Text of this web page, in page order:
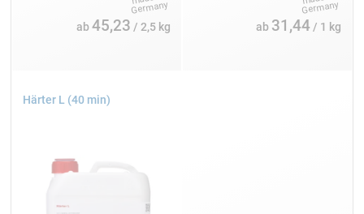
ab45,23 / 2,5 kg ab 31,44/ 1 kg
Härter L (40 min)